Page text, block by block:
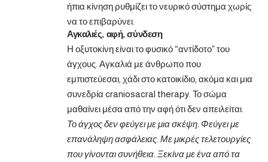
ήπια κίνηση ρυθμίζει το νευρικό σύστημα χωρίς
να το επιβαρύνει.
Αγκαλιές, αφή, σύνδεση
Η οξυτοκίνη είναι το φυσικό “αντίδοτο” του
άγχους. Αγκαλιά με άνθρωπο που
εμπιστεύεσαι, χάδι στο κατοικίδιο, ακόμα και μια
συνεδρία craniosacral therapy. Το σώμα
μαθαίνει μέσα από την αφή ότι δεν απειλείται.
Το άγχος δεν φεύγει με μια σκέψη. Φεύγει με
επανάληψη ασφάλειας. Με μικρές τελετουργίες
που γίνονται συνήθεια. Ξεκίνα με ένα από τα